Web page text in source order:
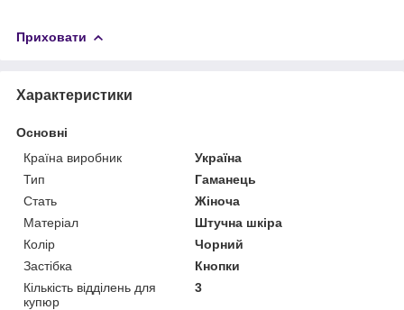
Приховати
Характеристики
Основні
Країна виробник
Україна
Тип
Гаманець
Стать
Жіноча
Матеріал
Штучна шкіра
Колір
Чорний
Застібка
Кнопки
Кількість відділень для
купюр
3